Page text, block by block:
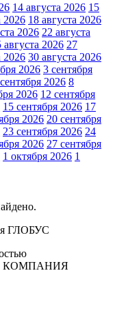
14 августа 2026 15
2026 18 августа 2026
2026 22 августа
августа 2026 27
2026 30 августа 2026
2026 3 сентября
2026 8
2026 12 сентября
15 сентября 2026 17
2026 20 сентября
23 сентября 2026 24
2026 27 сентября
1 октября 2026 1
КОМПАНИЯ